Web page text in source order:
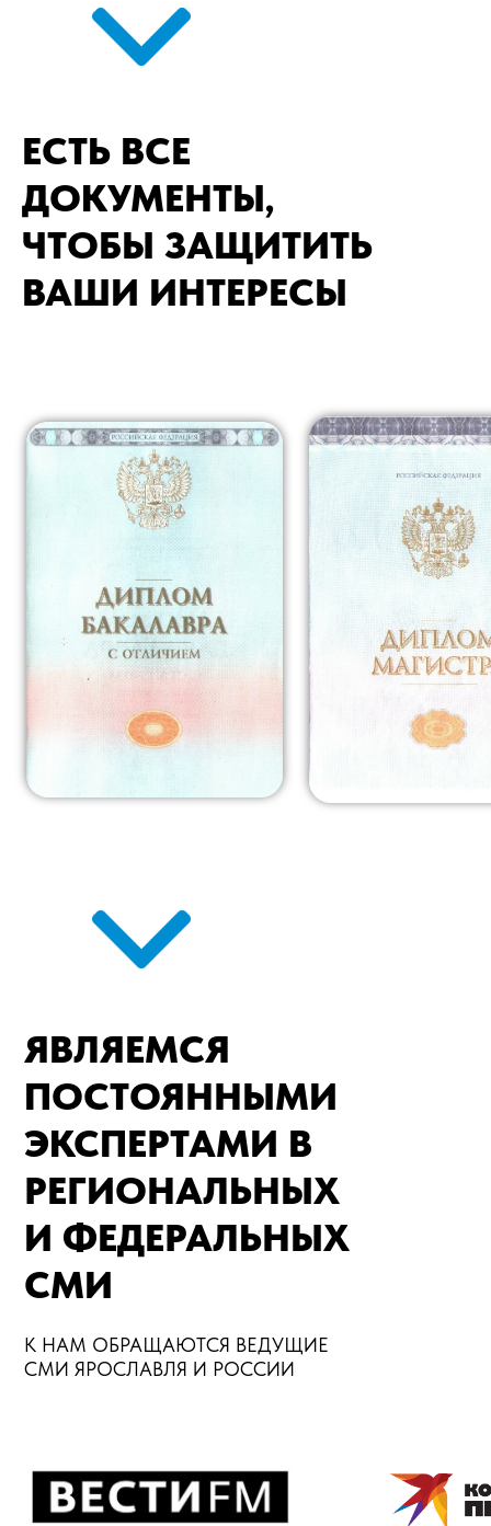
ЕСТЬ ВСЕ
ДОКУМЕНТЫ,
ЧТОБЫ ЗАЩИТИТЬ
ВАШИ ИНТЕРЕСЫ
ЯВЛЯЕМСЯ
ПОСТОЯННЫМИ
ЭКСПЕРТАМИ В
РЕГИОНАЛЬНЫХ
И ФЕДЕРАЛЬНЫХ
СМИ
К НАМ ОБРАЩАЮТСЯ ВЕДУЩИЕ
СМИ ЯРОСЛАВЛЯ И РОССИИ